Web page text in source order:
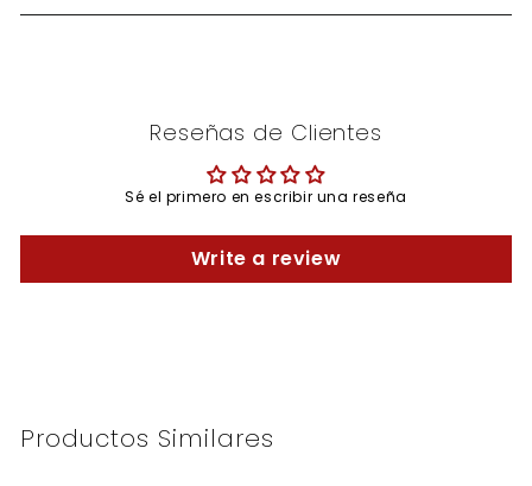
Reseñas de Clientes
Sé el primero en escribir una reseña
Write a review
Productos Similares